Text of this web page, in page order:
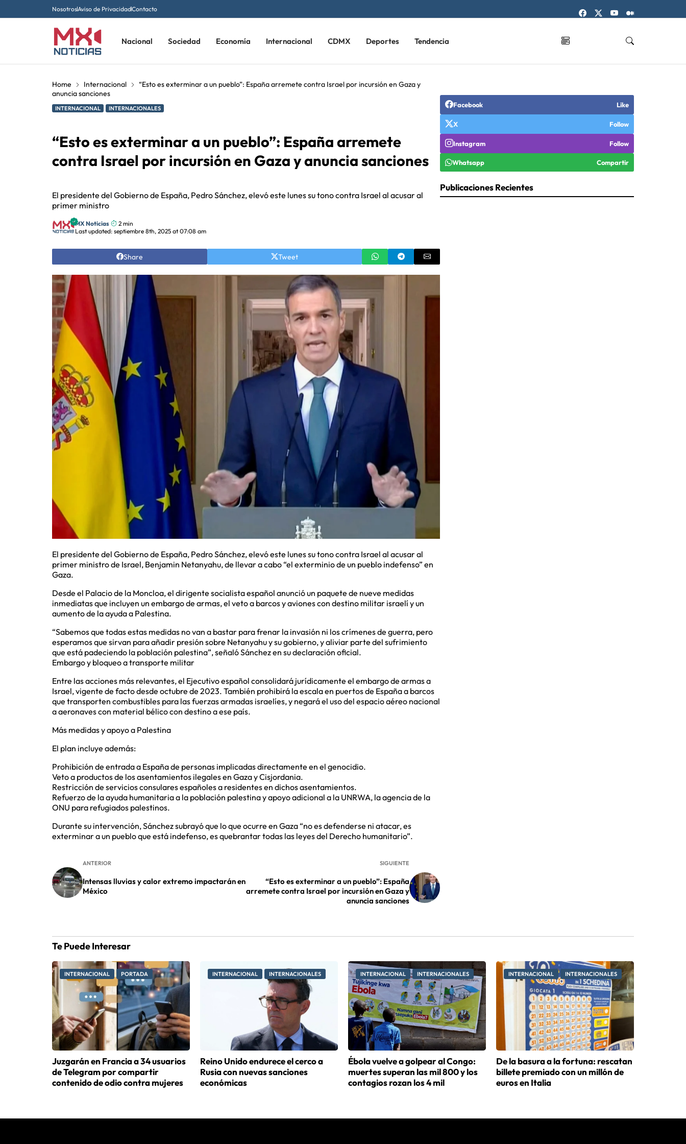
NosotrosAviso de PrivacidadContacto
Nacional Sociedad Economía Internacional CDMX Deportes Tendencia
Home Internacional
“Esto es exterminar a un pueblo”: España arremete contra Israel por incursión en Gaza y
anuncia sanciones
INTERNACIONAL INTERNACIONALES
“Esto es exterminar a un pueblo”: España arremete
contra Israel por incursión en Gaza y anuncia sanciones
El presidente del Gobierno de España, Pedro Sánchez, elevó este lunes su tono contra Israel al acusar al
primer ministro
MX Noticias
2 min
Last updated: septiembre 8th, 2025 at 07:08 am
Share Tweet
El presidente del Gobierno de España, Pedro Sánchez, elevó este lunes su tono contra Israel al acusar al
primer ministro de Israel, Benjamin Netanyahu, de llevar a cabo “el exterminio de un pueblo indefenso” en
Gaza.
Desde el Palacio de la Moncloa, el dirigente socialista español anunció un paquete de nueve medidas
inmediatas que incluyen un embargo de armas, el veto a barcos y aviones con destino militar israelí y un
aumento de la ayuda a Palestina.
“Sabemos que todas estas medidas no van a bastar para frenar la invasión ni los crímenes de guerra, pero
esperamos que sirvan para añadir presión sobre Netanyahu y su gobierno, y aliviar parte del sufrimiento
que está padeciendo la población palestina”, señaló Sánchez en su declaración oficial.
Embargo y bloqueo a transporte militar
Entre las acciones más relevantes, el Ejecutivo español consolidará jurídicamente el embargo de armas a
Israel, vigente de facto desde octubre de 2023. También prohibirá la escala en puertos de España a barcos
que transporten combustibles para las fuerzas armadas israelíes, y negará el uso del espacio aéreo nacional
a aeronaves con material bélico con destino a ese país.
Más medidas y apoyo a Palestina
El plan incluye además:
Prohibición de entrada a España de personas implicadas directamente en el genocidio.
Veto a productos de los asentamientos ilegales en Gaza y Cisjordania.
Restricción de servicios consulares españoles a residentes en dichos asentamientos.
Refuerzo de la ayuda humanitaria a la población palestina y apoyo adicional a la UNRWA, la agencia de la
ONU para refugiados palestinos.
Durante su intervención, Sánchez subrayó que lo que ocurre en Gaza “no es defenderse ni atacar, es
exterminar a un pueblo que está indefenso, es quebrantar todas las leyes del Derecho humanitario”.
ANTERIOR
Intensas lluvias y calor extremo impactarán en
México
SIGUIENTE
“Esto es exterminar a un pueblo”: España
arremete contra Israel por incursión en Gaza y
anuncia sanciones
Facebook Like
X Follow
Instagram Follow
Whatsapp Compartir
Publicaciones Recientes
Te Puede Interesar
INTERNACIONAL PORTADA
Juzgarán en Francia a 34 usuarios
de Telegram por compartir
contenido de odio contra mujeres
INTERNACIONAL INTERNACIONALES
Reino Unido endurece el cerco a
Rusia con nuevas sanciones
económicas
INTERNACIONAL INTERNACIONALES
Ébola vuelve a golpear al Congo:
muertes superan las mil 800 y los
contagios rozan los 4 mil
INTERNACIONAL INTERNACIONALES
De la basura a la fortuna: rescatan
billete premiado con un millón de
euros en Italia